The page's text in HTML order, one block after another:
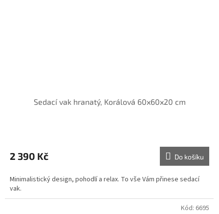
Sedací vak hranatý, Korálová 60x60x20 cm
2 390 Kč Do košíku
Minimalistický design, pohodlí a relax. To vše Vám přinese sedací
vak.
Kód: 6695